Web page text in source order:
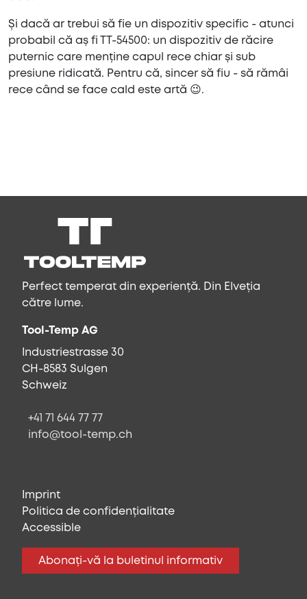
Și dacă ar trebui să fie un dispozitiv specific - atunci
probabil că aș fi TT-54500: un dispozitiv de răcire
puternic care menține capul rece chiar și sub
presiune ridicată. Pentru că, sincer să fiu - să rămâi
rece când se face cald este artă 😉.
Perfect temperat din experiență. Din Elveția
către lume.
Tool-Temp AG
Industriestrasse 30
CH-8583 Sulgen
Schweiz
+41 71 644 77 77
info@tool-temp.ch
Imprint
Politica de confidențialitate
Accessible
Abonați-vă la buletinul informativ